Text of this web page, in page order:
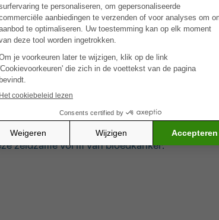
vorm van bloedkanker. Momenteel zijn er,
van een behandeling met
nood aan nieuwe
een volledig genoom (genetische
van het genoom) gedaan op 28 PTCL
identificeren. In mijn postdoctoraal
van perifeer T cel lymfoom drijft.
zeldzame vorm van bloedkanker.